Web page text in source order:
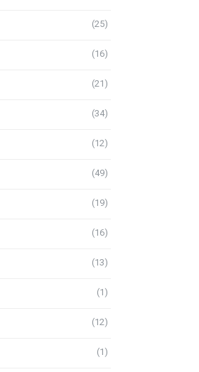
(25)
(16)
(21)
(34)
(12)
(49)
(19)
(16)
(13)
(1)
(12)
(1)